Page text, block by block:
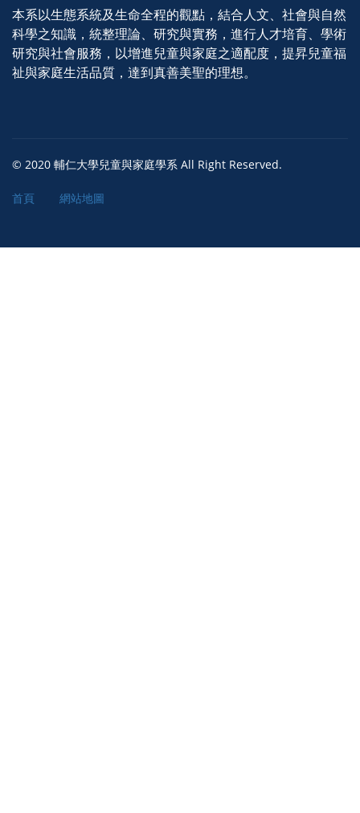
本系以生態系統及生命全程的觀點，結合人文、社會與自然
科學之知識，統整理論、研究與實務，進行人才培育、學術
研究與社會服務，以增進兒童與家庭之適配度，提昇兒童福
祉與家庭生活品質，達到真善美聖的理想。
© 2020 輔仁大學兒童與家庭學系 All Right Reserved.
首頁 網站地圖